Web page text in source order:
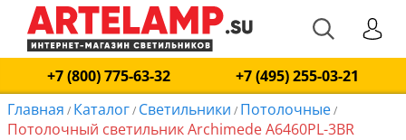
+7 (800) 775-63-32
+7 (495) 255-03-21
Главная / Каталог/ Светильники / Потолочные/
Потолочный светильник Archimede A6460PL-3BR